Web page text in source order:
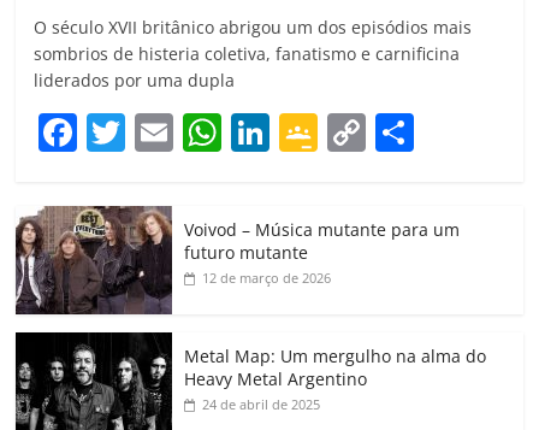
O século XVII britânico abrigou um dos episódios mais
sombrios de histeria coletiva, fanatismo e carnificina
liderados por uma dupla
F
c
e
b
o
o
k
T
itt
er
E
ai
W
at
s
A
p
Li
k
e
dI
G
gl
e
a
ss
C
y
k
p
h
Voivod – Música mutante para um
futuro mutante
12 de março de 2026
Metal Map: Um mergulho na alma do
Heavy Metal Argentino
24 de abril de 2025